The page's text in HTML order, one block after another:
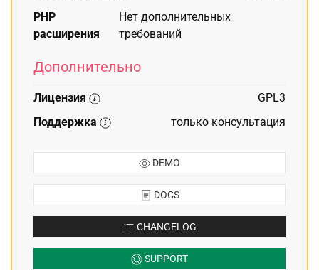
PHP
расширения
Нет дополнительных
требований
Дополнительно
Лицензия
GPL3
Поддержка
только консультация
DEMO
DOCS
CHANGELOG
SUPPORT